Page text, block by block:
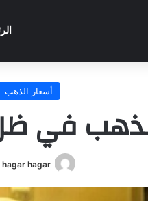
أسعار الذهب
في ظل
hagar hagar